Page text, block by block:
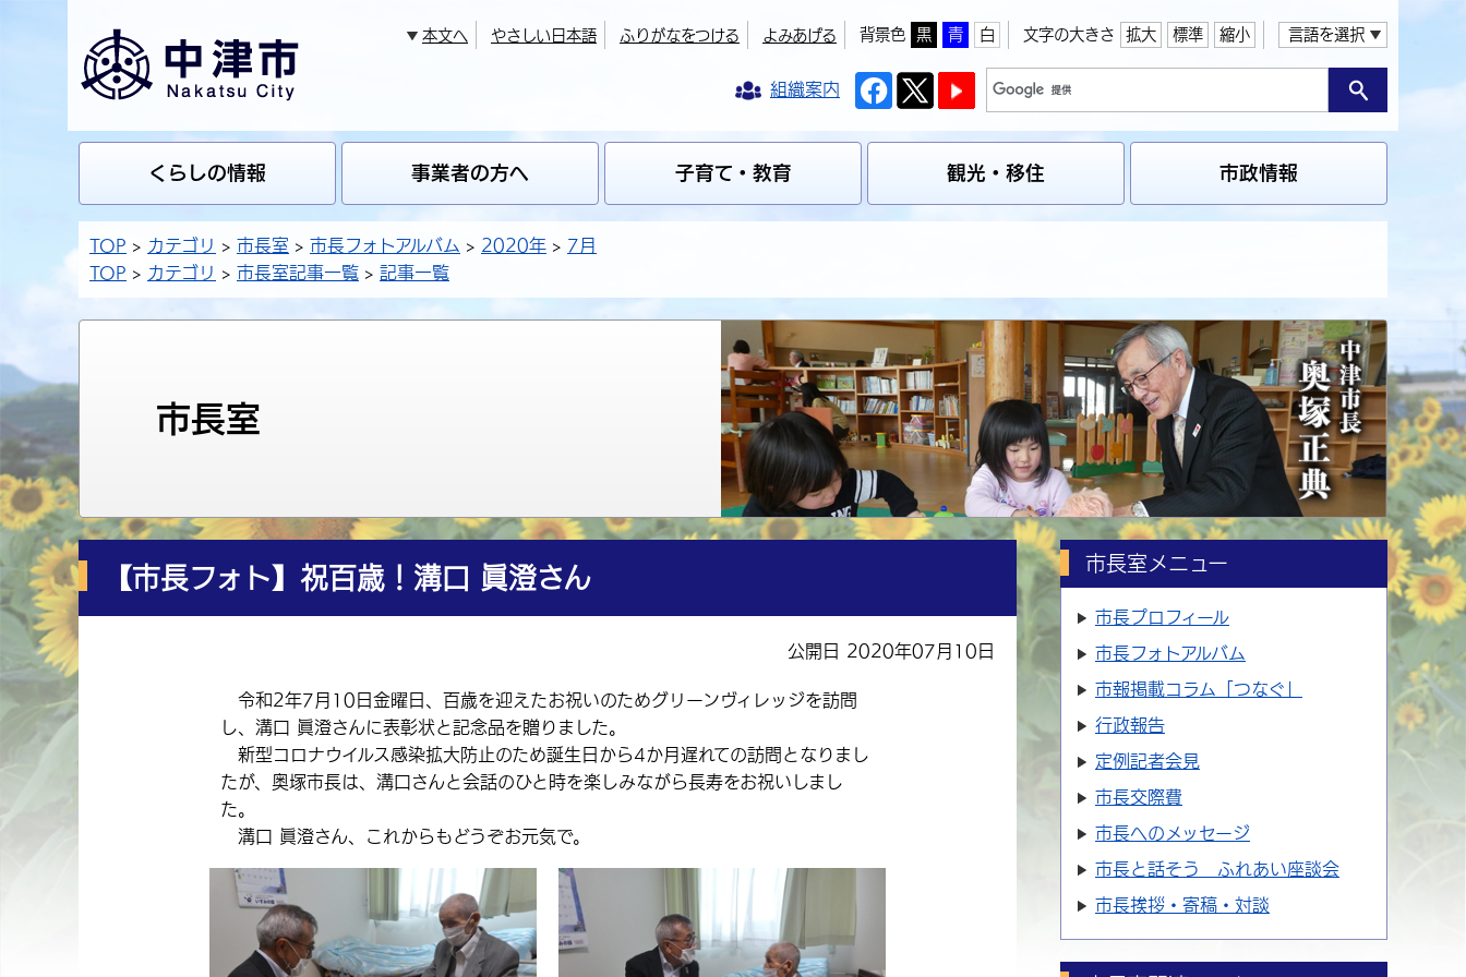
本文へ やさしい日本語 ふりがなをつける よみあげる 背景色 黒 青 白 文字の大きさ 拡大 標準 縮小 言語を選択
組織案内
くらしの情報 事業者の方へ 子育て・教育 観光・移住 市政情報
TOP カテゴリ 市長室 市長フォトアルバム 2020年
7月
TOP
カテゴリ 市長室記事一覧 記事一覧
市長室
【市長フォト】祝百歳！溝口 眞澄さん
公開日 2020年07月10日
令和2年7月10日金曜日、百歳を迎えたお祝いのためグリーンヴィレッジを訪問
し、溝口 眞澄さんに表彰状と記念品を贈りました。
新型コロナウイルス感染拡大防止のため誕生日から4か月遅れての訪問となりまし
たが、奥塚市長は、溝口さんと会話のひと時を楽しみながら長寿をお祝いしまし
た。
溝口 眞澄さん、これからもどうぞお元気で。
市長室メニュー
市長プロフィール
市長フォトアルバム
市報掲載コラム「つなぐ」
行政報告
定例記者会見
市長交際費
市長へのメッセージ
市長と話そう ふれあい座談会
市長挨拶・寄稿・対談